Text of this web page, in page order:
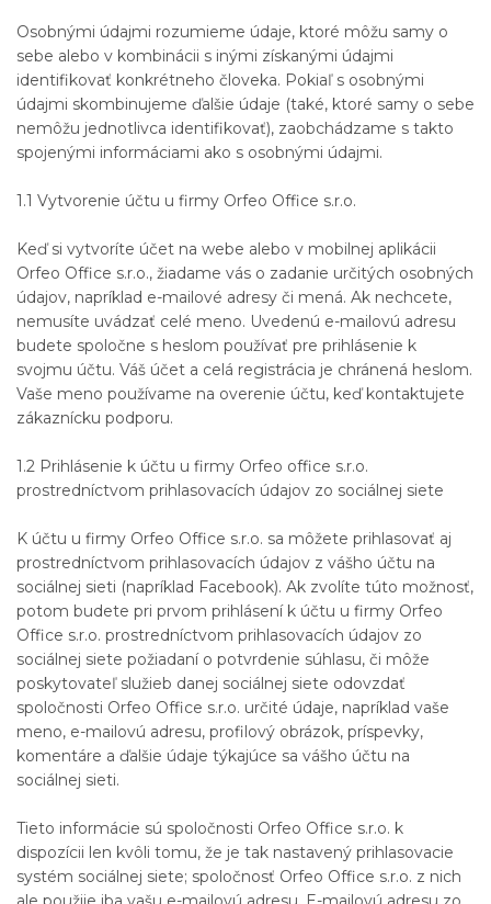
Osobnými údajmi rozumieme údaje, ktoré môžu samy o
sebe alebo v kombinácii s inými získanými údajmi
identifikovať konkrétneho človeka. Pokiaľ s osobnými
údajmi skombinujeme ďalšie údaje (také, ktoré samy o sebe
nemôžu jednotlivca identifikovať), zaobchádzame s takto
spojenými informáciami ako s osobnými údajmi.
1.1 Vytvorenie účtu u firmy Orfeo Office s.r.o.
Keď si vytvoríte účet na webe alebo v mobilnej aplikácii
Orfeo Office s.r.o., žiadame vás o zadanie určitých osobných
údajov, napríklad e-mailové adresy či mená. Ak nechcete,
nemusíte uvádzať celé meno. Uvedenú e-mailovú adresu
budete spoločne s heslom používať pre prihlásenie k
svojmu účtu. Váš účet a celá registrácia je chránená heslom.
Vaše meno používame na overenie účtu, keď kontaktujete
zákaznícku podporu.
1.2 Prihlásenie k účtu u firmy Orfeo office s.r.o.
prostredníctvom prihlasovacích údajov zo sociálnej siete
K účtu u firmy Orfeo Office s.r.o. sa môžete prihlasovať aj
prostredníctvom prihlasovacích údajov z vášho účtu na
sociálnej sieti (napríklad Facebook). Ak zvolíte túto možnosť,
potom budete pri prvom prihlásení k účtu u firmy Orfeo
Office s.r.o. prostredníctvom prihlasovacích údajov zo
sociálnej siete požiadaní o potvrdenie súhlasu, či môže
poskytovateľ služieb danej sociálnej siete odovzdať
spoločnosti Orfeo Office s.r.o. určité údaje, napríklad vaše
meno, e-mailovú adresu, profilový obrázok, príspevky,
komentáre a ďalšie údaje týkajúce sa vášho účtu na
sociálnej sieti.
Tieto informácie sú spoločnosti Orfeo Office s.r.o. k
dispozícii len kvôli tomu, že je tak nastavený prihlasovacie
systém sociálnej siete; spoločnosť Orfeo Office s.r.o. z nich